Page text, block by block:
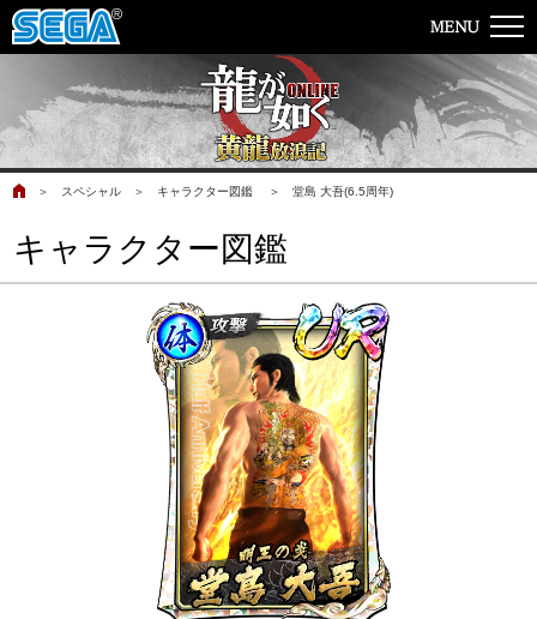
＞ スペシャル ＞ キャラクター図鑑 ＞ 堂島 大吾(6.5周年)
キャラクター図鑑